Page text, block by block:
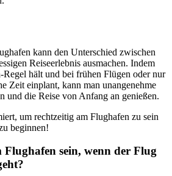
kann den Unterschied zwischen
Reiseerlebnis ausmachen. Indem
Regel hält und bei frühen Flügen oder nur
Zeit einplant, kann man unangenehme
und die Reise von Anfang an genießen.
um rechtzeitig am Flughafen zu sein
beginnen!
Flughafen sein, wenn der Flug